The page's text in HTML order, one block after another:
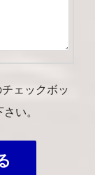
ェックボッ
い。